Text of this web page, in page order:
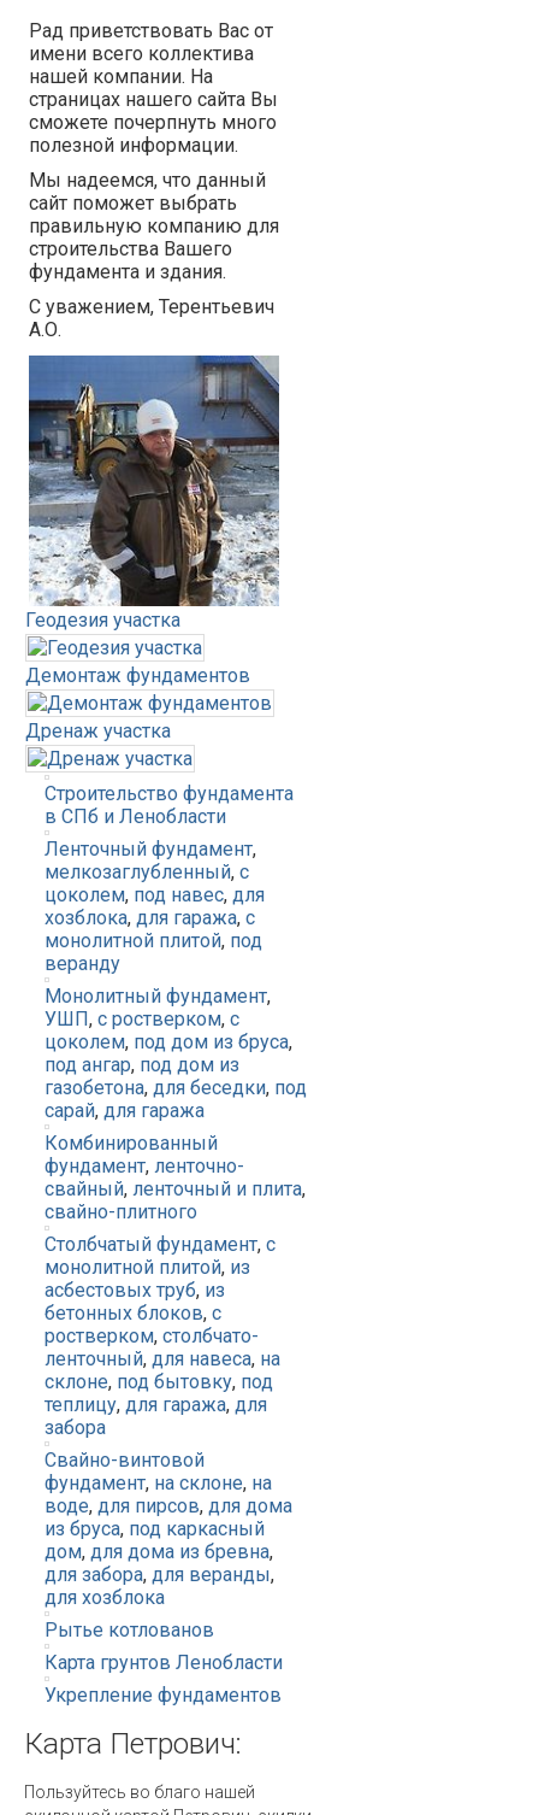
Рад приветствовать Вас от
имени всего коллектива
нашей компании. На
страницах нашего сайта Вы
сможете почерпнуть много
полезной информации.
Мы надеемся, что данный
сайт поможет выбрать
правильную компанию для
строительства Вашего
фундамента и здания.
С уважением, Терентьевич
А.О.
Геодезия участка
Демонтаж фундаментов
Дренаж участка
Строительство фундамента
в СПб и Ленобласти
Ленточный фундамент,
мелкозаглубленный, с
цоколем, под навес, для
хозблока, для гаража, с
монолитной плитой, под
веранду
Монолитный фундамент,
УШП, с ростверком, с
цоколем, под дом из бруса,
под ангар, под дом из
газобетона, для беседки, под
сарай, для гаража
Комбинированный
фундамент, ленточно-
свайный, ленточный и плита,
свайно-плитного
Столбчатый фундамент, с
монолитной плитой, из
асбестовых труб, из
бетонных блоков, с
ростверком, столбчато-
ленточный, для навеса, на
склоне, под бытовку, под
теплицу, для гаража, для
забора
Свайно-винтовой
фундамент, на склоне, на
воде, для пирсов, для дома
из бруса, под каркасный
дом, для дома из бревна,
для забора, для веранды,
для хозблока
Рытье котлованов
Карта грунтов Ленобласти
Укрепление фундаментов
Карта Петрович:
Пользуйтесь во благо нашей